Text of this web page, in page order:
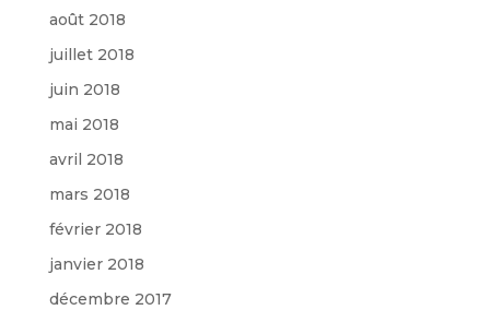
août 2018
juillet 2018
juin 2018
mai 2018
avril 2018
mars 2018
février 2018
janvier 2018
décembre 2017